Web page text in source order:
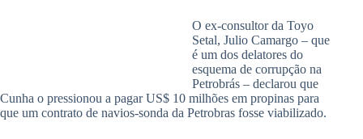
O ex-consultor da Toyo
Setal, Julio Camargo – que
é um dos delatores do
esquema de corrupção na
Petrobrás – declarou que
Cunha o pressionou a pagar US$ 10 milhões em propinas para
que um contrato de navios-sonda da Petrobras fosse viabilizado.